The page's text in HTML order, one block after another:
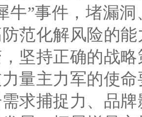
牛”事件，堵漏
范化解风险的
坚持正确的战
量主力军的使
求捕捉力、品